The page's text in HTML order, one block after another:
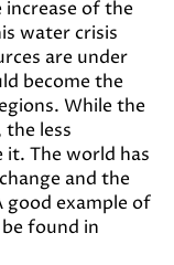
increase of the
water crisis
are under
become the
While the
less
The world has
and the
good example of
found in